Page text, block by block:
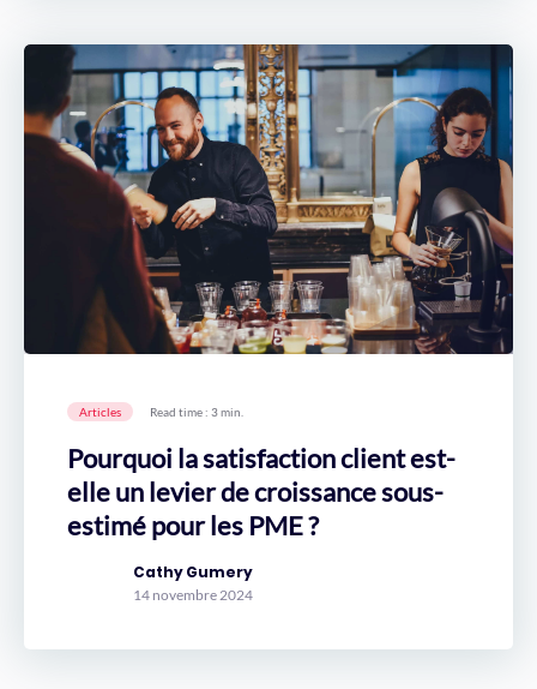
Articles Read time : 3 min.
Pourquoi la satisfaction client est-
elle un levier de croissance sous-
estimé pour les PME ?
Cathy Gumery
14 novembre 2024